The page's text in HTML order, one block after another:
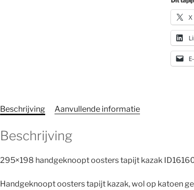
X
Beschrijving Aanvullende informatie
Beschrijving
295×198 handgeknoopt oosters tapijt kazak
Handgeknoopt oosters tapijt kazak, wol op katoen